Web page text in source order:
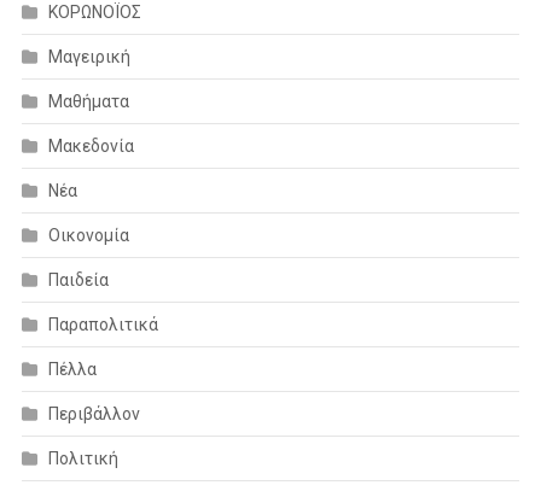
ΚΟΡΩΝΟΪΟΣ
Μαγειρική
Μαθήματα
Μακεδονία
Νέα
Οικονομία
Παιδεία
Παραπολιτικά
Πέλλα
Περιβάλλον
Πολιτική